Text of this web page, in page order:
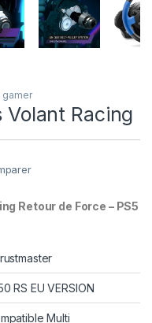
gamer
Racing
Retour de Force – PS5
RS EU VERSION
Multi